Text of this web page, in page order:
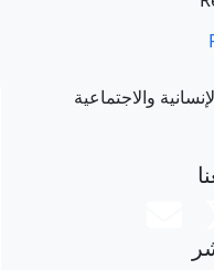
والاجتماعية